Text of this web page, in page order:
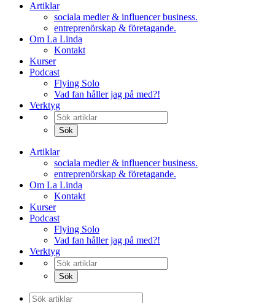
Artiklar
sociala medier & influencer business.
entreprenörskap & företagande.
Om La Linda
Kontakt
Kurser
Podcast
Flying Solo
Vad fan håller jag på med?!
Verktyg
Artiklar
sociala medier & influencer business.
entreprenörskap & företagande.
Om La Linda
Kontakt
Kurser
Podcast
Flying Solo
Vad fan håller jag på med?!
Verktyg